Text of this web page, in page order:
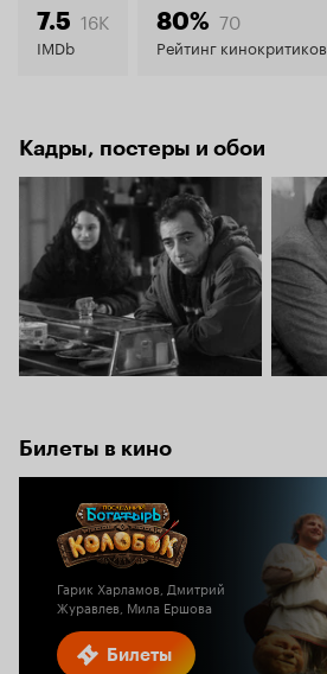
7.0
7.5 16K
IMDb
80% 70
Рейтинг кинокритиков
Кадры, постеры и обои
Билеты в кино
Билеты
Гарик Харламов, Дмитрий
Журавлев, Мила Ершова